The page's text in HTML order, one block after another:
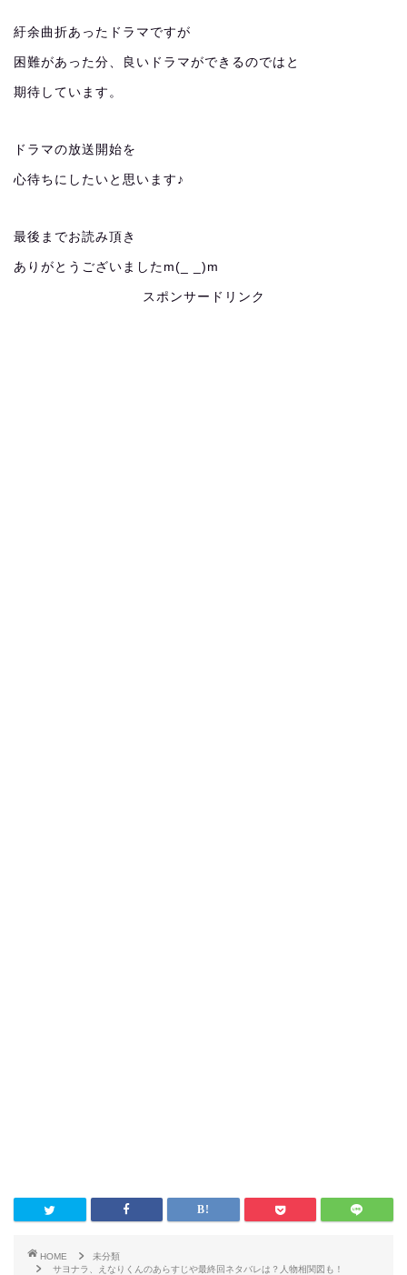
紆余曲折あったドラマですが
困難があった分、良いドラマができるのではと
期待しています。
ドラマの放送開始を
心待ちにしたいと思います♪
最後までお読み頂き
ありがとうございましたm(_ _)m
スポンサードリンク
HOME
未分類
サヨナラ、えなりくんのあらすじや最終回ネタバレは？人物相関図も！